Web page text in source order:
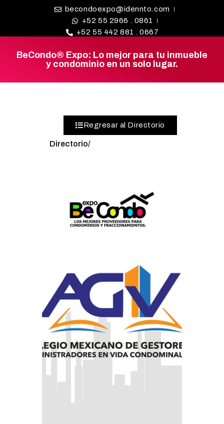
becondoexpo@idennto.com
+52 55 2966 . 0861
+52 55 442 881 . 0667
BeCondo® Expo: Lo mejor para tu inmueble
y condominio en un solo lugar.
BE CONDO
¿BUSCAS
PROVEEDOR?
Regresar al Directorio
Directorio/